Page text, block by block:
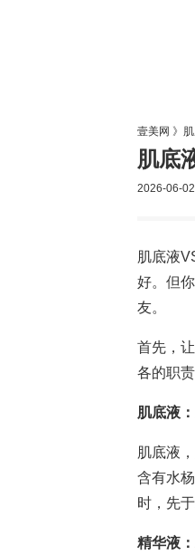
壹美网 》
肌底
2026-06-
肌底液
好。但
友。
首先，
各的职责
肌底液
肌底液
含有水
时，先
精华液